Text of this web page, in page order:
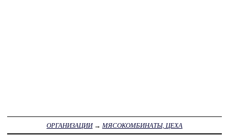
ОРГАНИЗАЦИИ→ МЯСОКОМБИНАТЫ, ЦЕХА